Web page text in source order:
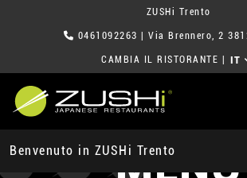
ZUSHi Trento
0461092263 | Via Brennero, 2
CAMBIA IL RISTORANTE IT
Benvenuto in ZUSHi TrentoMENU